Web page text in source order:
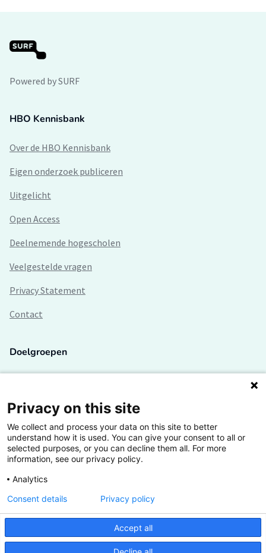
Powered by SURF
HBO Kennisbank
Over de HBO Kennisbank
Eigen onderzoek publiceren
Uitgelicht
Open Access
Deelnemende hogescholen
Veelgestelde vragen
Privacy Statement
Contact
Doelgroepen
Lectoren en onderzoekers
Bedrijven
Hogescholen
De grootste kennisbank van het HBO
Inspiratie op jouw vakgebied
Privacy on this site
We collect and process your data on this site to better
understand how it is used. You can give your consent to all or
selected purposes, or you can decline them all. For more
information, see our privacy policy.
Analytics
Accept all
Consent details Privacy policy